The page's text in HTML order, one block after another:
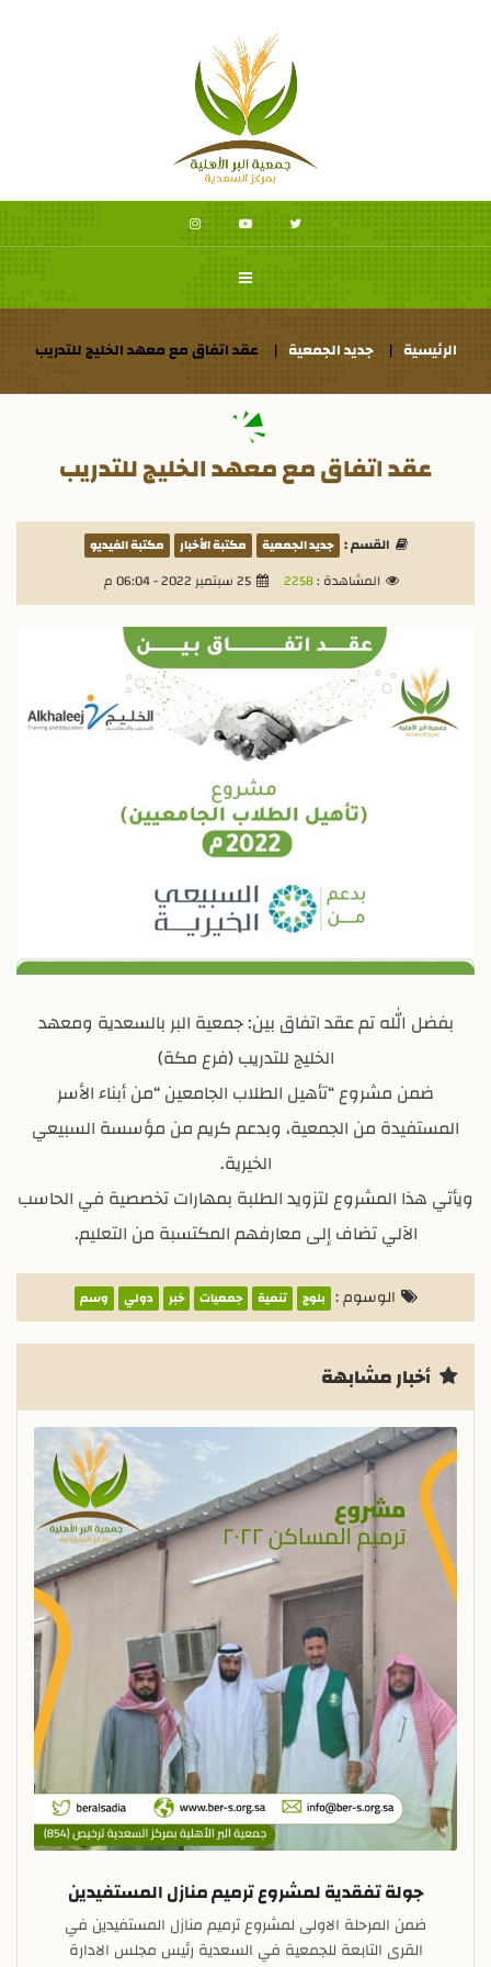
الرئيسية جديد الجمعية عقد اتفاق مع معهد الخليج للتدريب
عقد اتفاق مع معهد الخليج للتدريب
القسم : جديد الجمعية مكتبة الأخبار مكتبة الفيديو
المشاهدة :2258 25 سبتمبر 2022 - 06:04 م
بفضل الله تم عقد اتفاق بين: جمعية البر بالسعدية ومعهد
الخليج للتدريب (فرع مكة)
ضمن مشروع “تأهيل الطلاب الجامعين “من أبناء الأسر
المستفيدة من الجمعية، وبدعم كريم من مؤسسة السبيعي
الخيرية.
ويأتي هذا المشروع لتزويد الطلبة بمهارات تخصصية في الحاسب
الآلي تضاف إلى معارفهم المكتسبة من التعليم.
الوسوم : بلوج تنمية جمعيات خبر دولي وسم
أخبار مشابهة
جولة تفقدية لمشروع ترميم منازل المستفيدين
ضمن المرحلة الاولى لمشروع ترميم منازل المستفيدين في
القرى التابعة للجمعية في السعدية رئيس مجلس الادارة